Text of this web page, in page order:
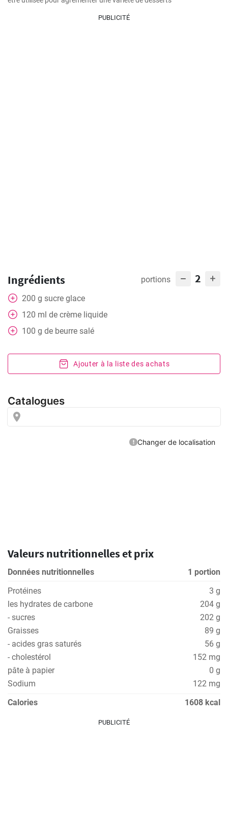
PUBLICITÉ
Ingrédients portions 2
200 g sucre glace
120 ml de crème liquide
100 g de beurre salé
Ajouter à la liste des achats
Valeurs nutritionnelles et prix
Données nutritionnelles
1 portion
Protéines
3 g
les hydrates de carbone
204 g
- sucres
202 g
Graisses
89 g
- acides gras saturés
56 g
- cholestérol
152 mg
pâte à papier
0 g
Sodium
122 mg
Calories
1608 kcal
PUBLICITÉ